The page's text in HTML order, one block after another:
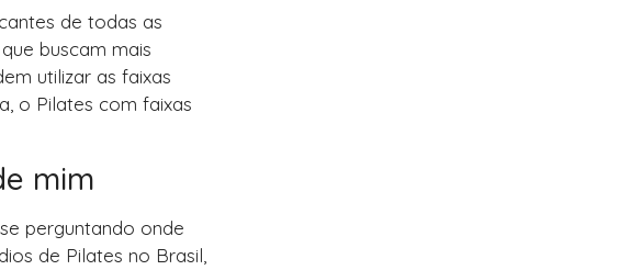
de todas as
buscam mais
utilizar as faixas
o Pilates com faixas
mim
perguntando onde
de Pilates no Brasil,